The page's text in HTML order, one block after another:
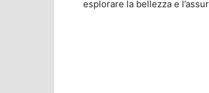
esplorare la bellezza e